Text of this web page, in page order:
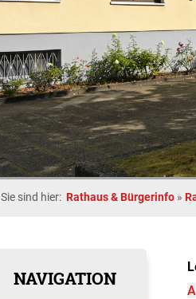
Sie sind hier: Rathaus & Bürgerinfo »
NAVIGATION
A